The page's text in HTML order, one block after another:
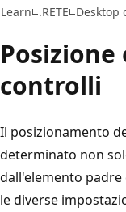
Learn .RETE Desktop
controlli
Il posizionamento
determinato non
dall'elemento
le diverse